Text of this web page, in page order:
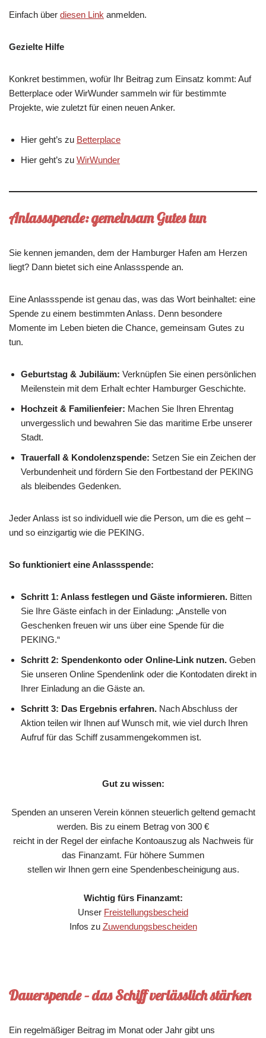
Einfach über diesen Link anmelden.
Gezielte Hilfe
Konkret bestimmen, wofür Ihr Beitrag zum Einsatz kommt: Auf
Betterplace oder WirWunder sammeln wir für bestimmte
Projekte, wie zuletzt für einen neuen Anker.
Hier geht’s zu Betterplace
Hier geht’s zu WirWunder
Anlassspende: gemeinsam Gutes tun
Sie kennen jemanden, dem der Hamburger Hafen am Herzen
liegt? Dann bietet sich eine Anlassspende an.
Eine Anlassspende ist genau das, was das Wort beinhaltet: eine
Spende zu einem bestimmten Anlass. Denn besondere
Momente im Leben bieten die Chance, gemeinsam Gutes zu
tun.
Geburtstag & Jubiläum: Verknüpfen Sie einen persönlichen
Meilenstein mit dem Erhalt echter Hamburger Geschichte.
Hochzeit & Familienfeier: Machen Sie Ihren Ehrentag
unvergesslich und bewahren Sie das maritime Erbe unserer
Stadt.
Trauerfall & Kondolenzspende: Setzen Sie ein Zeichen der
Verbundenheit und fördern Sie den Fortbestand der PEKING
als bleibendes Gedenken.
Jeder Anlass ist so individuell wie die Person, um die es geht –
und so einzigartig wie die PEKING.
So funktioniert eine Anlassspende:
Schritt 1: Anlass festlegen und Gäste informieren. Bitten
Sie Ihre Gäste einfach in der Einladung: „Anstelle von
Geschenken freuen wir uns über eine Spende für die
PEKING.“
Schritt 2: Spendenkonto oder Online-Link nutzen. Geben
Sie unseren Online Spendenlink oder die Kontodaten direkt in
Ihrer Einladung an die Gäste an.
Schritt 3: Das Ergebnis erfahren. Nach Abschluss der
Aktion teilen wir Ihnen auf Wunsch mit, wie viel durch Ihren
Aufruf für das Schiff zusammengekommen ist.
Gut zu wissen:
Spenden an unseren Verein können steuerlich geltend gemacht
werden. Bis zu einem Betrag von 300 €
reicht in der Regel der einfache Kontoauszug als Nachweis für
das Finanzamt. Für höhere Summen
stellen wir Ihnen gern eine Spendenbescheinigung aus.
Wichtig fürs Finanzamt:
Unser Freistellungsbescheid
Infos zu Zuwendungsbescheiden
Dauerspende–das Schiff verlässlich stärken
Ein regelmäßiger Beitrag im Monat oder Jahr gibt uns